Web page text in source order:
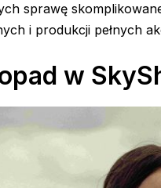
sprawę
i produkcji pełnych
w